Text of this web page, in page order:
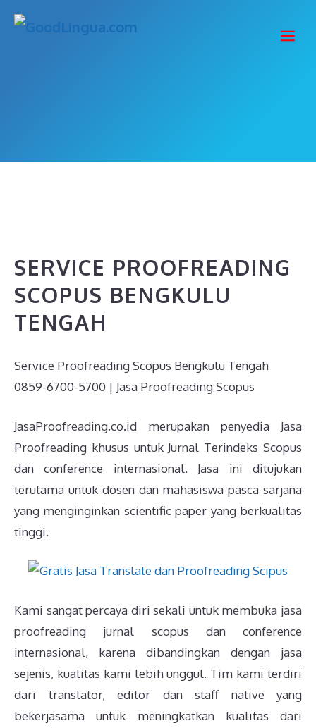
SERVICE PROOFREADING
SCOPUS BENGKULU
TENGAH
Service Proofreading Scopus Bengkulu Tengah
0859-6700-5700 | Jasa Proofreading Scopus
JasaProofreading.co.id merupakan penyedia Jasa
Proofreading khusus untuk Jurnal Terindeks Scopus
dan conference internasional. Jasa ini ditujukan
terutama untuk dosen dan mahasiswa pasca sarjana
yang menginginkan scientific paper yang berkualitas
tinggi.
Kami sangat percaya diri sekali untuk membuka jasa
proofreading jurnal scopus dan conference
internasional, karena dibandingkan dengan jasa
sejenis, kualitas kami lebih unggul. Tim kami terdiri
dari translator, editor dan staff native yang
bekerjasama untuk meningkatkan kualitas dari